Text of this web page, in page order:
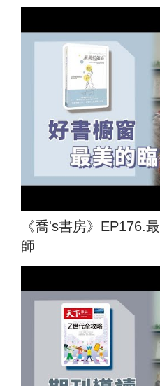
《喬's書房》EP176.
師